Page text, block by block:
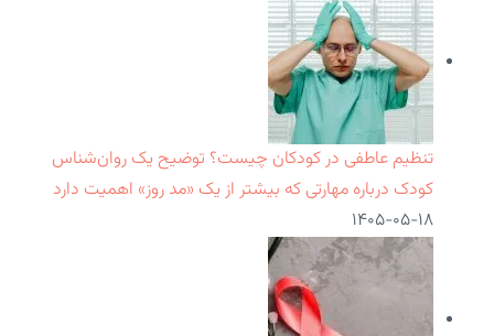
تنظیم عاطفی در کودکان چیست؟ توضیح یک روان‌شناس
کودک درباره مهارتی که بیشتر از یک «مد روز» اهمیت دارد
۱۴۰۵-۰۵-۱۸